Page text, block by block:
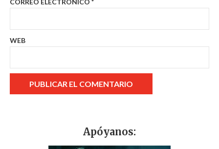
CORREO ELECTRÓNICO *
WEB
Apóyanos: